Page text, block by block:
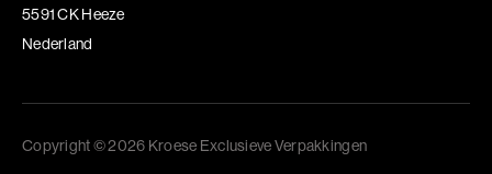
5591 CK Heeze
Nederland
Copyright © 2026 Kroese Exclusieve Verpakkingen